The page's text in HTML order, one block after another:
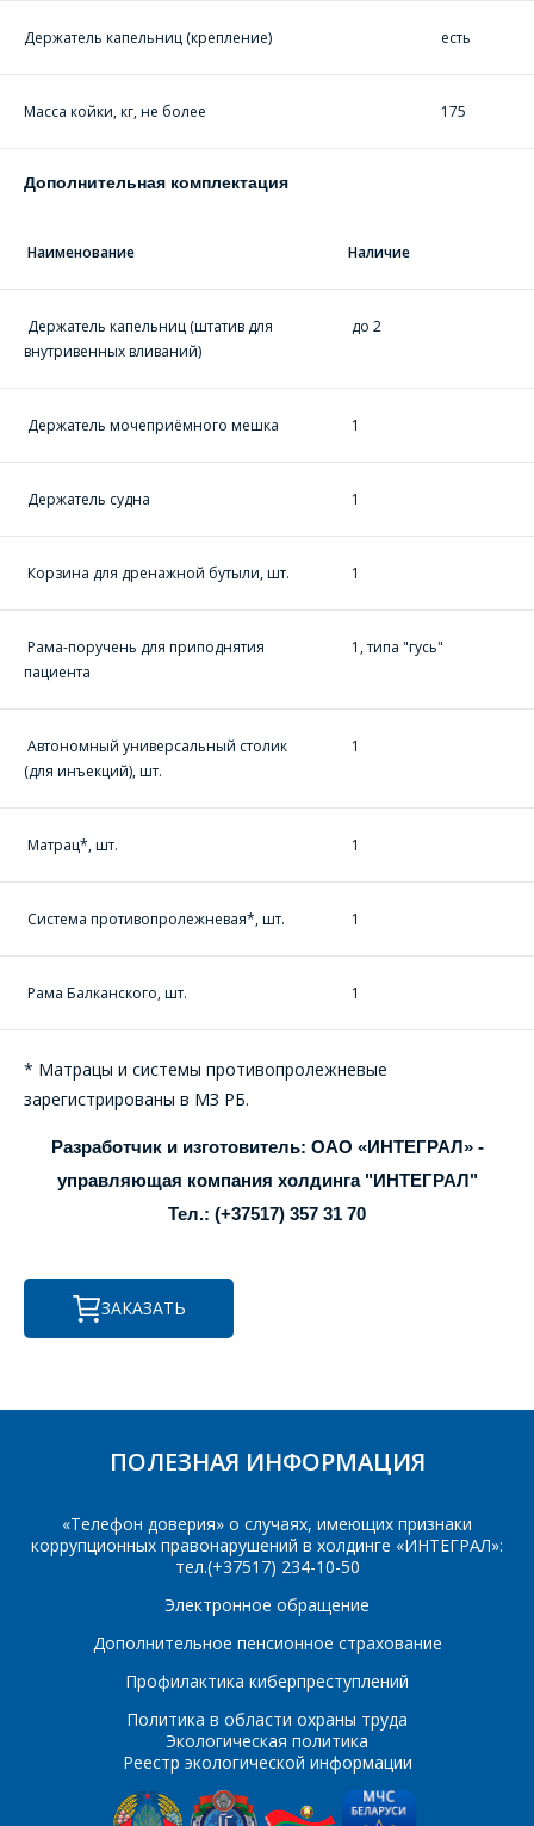
Держатель капельниц (крепление) есть
Масса койки, кг, не более 175
Дополнительная комплектация
Наименование Наличие
Держатель капельниц (штатив для
внутривенных вливаний)
до 2
Держатель мочеприёмного мешка 1
Держатель судна 1
Корзина для дренажной бутыли, шт. 1
Рама-поручень для приподнятия
пациента
1, типа "гусь"
Автономный универсальный столик
(для инъекций), шт.
1
Матрац*, шт. 1
Система противопролежневая*, шт. 1
Рама Балканского, шт. 1
* Матрацы и системы противопролежневые
зарегистрированы в МЗ РБ.
Разработчик и изготовитель: ОАО «ИНТЕГРАЛ» -
управляющая компания холдинга "ИНТЕГРАЛ"
Тел.: (+37517) 357 31 70
ЗАКАЗАТЬ
ПОЛЕЗНАЯ ИНФОРМАЦИЯ
«Телефон доверия» о случаях, имеющих признаки
коррупционных правонарушений в холдинге «ИНТЕГРАЛ»:
тел.(+37517) 234-10-50
Электронное обращение
Дополнительное пенсионное страхование
Профилактика киберпреступлений
Политика в области охраны труда
Экологическая политика
Реестр экологической информации
E-mail*
*
*- обязательные
Телефон
Интересующий товар/
услуга
Сообщение*
обработку
ОТПРАВИТЬ